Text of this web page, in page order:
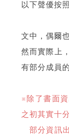
以下聲優按
文中，偶爾
然而實際上
有部分成員
※除了書面
之初其實十
部分資訊